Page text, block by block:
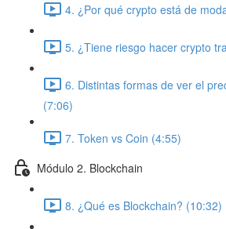
4. ¿Por qué crypto está de
5. ¿Tiene riesgo hacer crypto
6. Distintas formas de ver el
(7:06)
7. Token vs Coin (4:55)
Módulo 2. Blockchain
8. ¿Qué es Blockchain? (10:32)